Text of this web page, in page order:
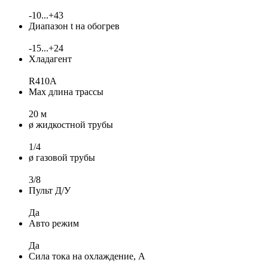
-10...+43
Диапазон t на обогрев
-15...+24
Хладагент
R410A
Max длина трассы
20 м
ø жидкостной трубы
1/4
ø газовой трубы
3/8
Пульт Д/У
Да
Авто режим
Да
Сила тока на охлаждение, А